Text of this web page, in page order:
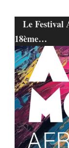
Le Festival
18ème…